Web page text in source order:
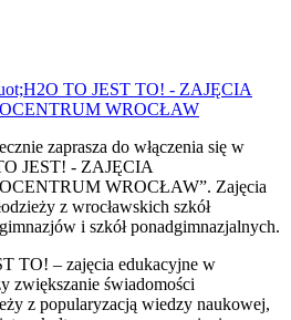
zaprasza do włączenia się w
JEST! - ZAJĘCIA
WROCŁAW”. Zajęcia
z wrocławskich szkół
i szkół ponadgimnazjalnych.
TO! – zajęcia edukacyjne w
zwiększanie świadomości
z popularyzacją wiedzy naukowej,